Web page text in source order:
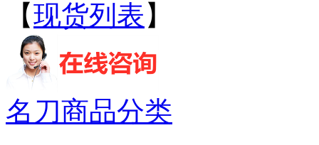
【现货列表 】
名刀商品分类